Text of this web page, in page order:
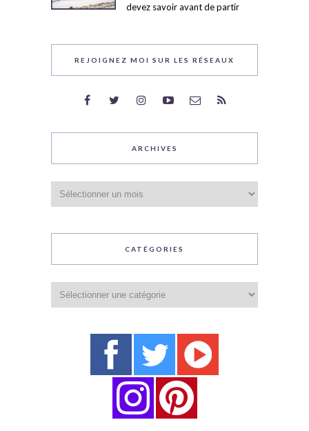
devez savoir avant de partir
REJOIGNEZ MOI SUR LES RÉSEAUX
ARCHIVES
CATÉGORIES